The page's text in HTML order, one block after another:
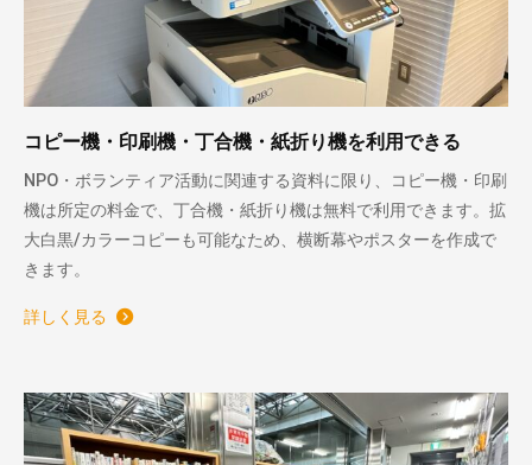
コピー機・印刷機・丁合機・紙折り機を利用できる
NPO・ボランティア活動に関連する資料に限り、コピー機・印刷
機は所定の料金で、丁合機・紙折り機は無料で利用できます。拡
大白黒/カラーコピーも可能なため、横断幕やポスターを作成で
きます。
詳しく見る